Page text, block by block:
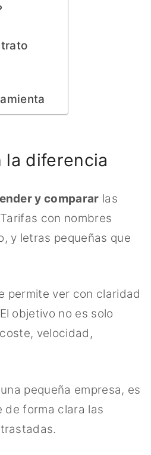
la diferencia
y comparar las
con nombres
y letras pequeñas que
permite ver con claridad
objetivo no es solo
velocidad,
pequeña empresa, es
de forma clara las